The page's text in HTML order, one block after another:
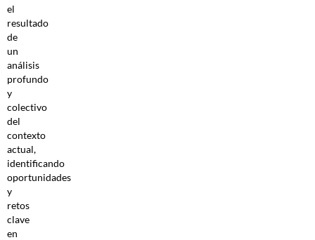
el
resultado
de
un
análisis
profundo
y
colectivo
del
contexto
actual,
identificando
oportunidades
y
retos
clave
en